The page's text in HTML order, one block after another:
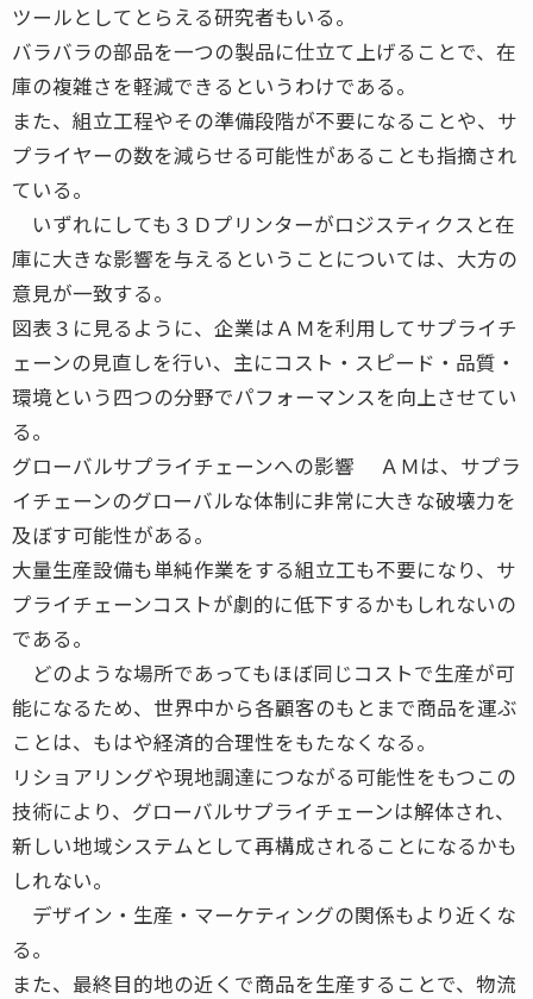
ツールとしてとらえる研究者もいる。
バラバラの部品を一つの製品に仕立て上げることで、在
庫の複雑さを軽減できるというわけである。
また、組立工程やその準備段階が不要になることや、サ
プライヤーの数を減らせる可能性があることも指摘され
ている。
いずれにしても３Ｄプリンターがロジスティクスと在
庫に大きな影響を与えるということについては、大方の
意見が一致する。
図表３に見るように、企業はＡＭを利用してサプライチ
ェーンの見直しを行い、主にコスト・スピード・品質・
環境という四つの分野でパフォーマンスを向上させてい
る。
グローバルサプライチェーンへの影響 ＡＭは、サプラ
イチェーンのグローバルな体制に非常に大きな破壊力を
及ぼす可能性がある。
大量生産設備も単純作業をする組立工も不要になり、サ
プライチェーンコストが劇的に低下するかもしれないの
である。
どのような場所であってもほぼ同じコストで生産が可
能になるため、世界中から各顧客のもとまで商品を運ぶ
ことは、もはや経済的合理性をもたなくなる。
リショアリングや現地調達につながる可能性をもつこの
技術により、グローバルサプライチェーンは解体され、
新しい地域システムとして再構成されることになるかも
しれない。
デザイン・生産・マーケティングの関係もより近くな
る。
また、最終目的地の近くで商品を生産することで、物流